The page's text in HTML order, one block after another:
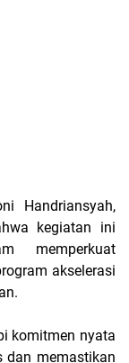
Handriansyah,
kegiatan ini
memperkuat
akselerasi
komitmen nyata
dan memastikan